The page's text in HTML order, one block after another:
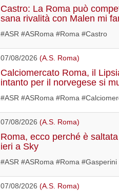
Castro: La Roma può
sana rivalità con Malen mi
#ASR #ASRoma #Roma #Castro
07/08/2026 (A.S. Roma)
Calciomercato Roma, il
intanto per il norvegese si
#ASR #ASRoma #Roma
07/08/2026 (A.S. Roma)
Roma, ecco perché è
ieri a Sky
#ASR #ASRoma #Roma #Gasperini
07/08/2026 (A.S. Roma)